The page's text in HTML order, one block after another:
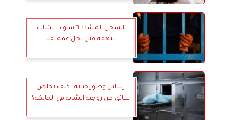
السجن المشدد 3 سنوات لشاب
بتهمة قتل نجل عمه بقنا
رسايل وصور خيانة.. كيف تخلص
سائق من زوجته الشابة في الخانكة؟